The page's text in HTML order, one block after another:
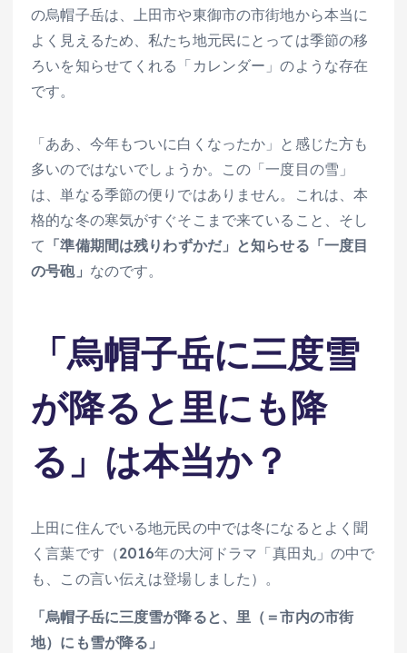
の烏帽子岳は、上田市や東御市の市街地から本当に
よく見えるため、私たち地元民にとっては季節の移
ろいを知らせてくれる「カレンダー」のような存在
です。
「ああ、今年もついに白くなったか」と感じた方も
多いのではないでしょうか。この「一度目の雪」
は、単なる季節の便りではありません。これは、本
格的な冬の寒気がすぐそこまで来ていること、そし
て 「準備期間は残りわずかだ」と知らせる「一度目
の号砲」 なのです。
「烏帽子岳に三度雪
が降ると里にも降
る」は本当か？
上田に住んでいる地元民の中では冬になるとよく聞
く言葉です（2016年の大河ドラマ「真田丸」の中で
も、この言い伝えは登場しました）。
「烏帽子岳に三度雪が降ると、里（＝市内の市街
地）にも雪が降る」